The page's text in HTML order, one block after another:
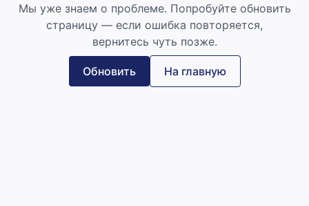
Мы уже знаем о проблеме. Попробуйте обновить
страницу — если ошибка повторяется,
вернитесь чуть позже.
Обновить На главную